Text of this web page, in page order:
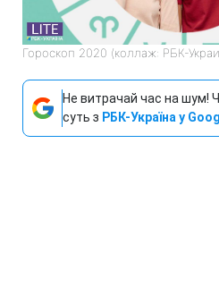
Гороскоп 2020 (коллаж: РБК-
Не витрачай час на шум!
суть з РБК-Україна у